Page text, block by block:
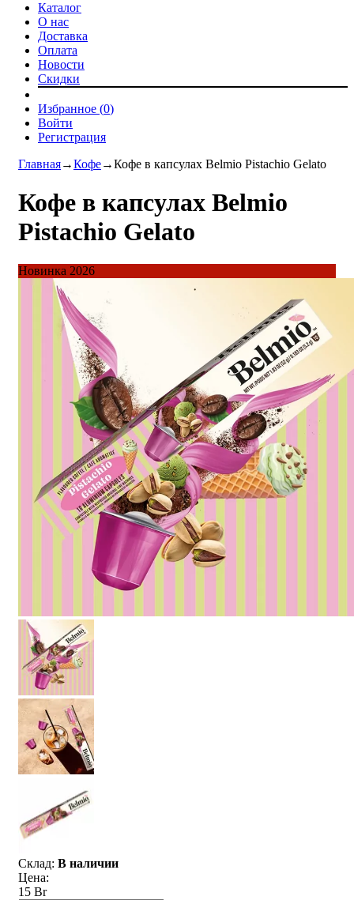
Каталог
О нас
Доставка
Оплата
Новости
Скидки
Избранное (0)
Войти
Регистрация
Главная→Кофе→Кофе в капсулах Belmio Pistachio Gelato
Кофе в капсулах Belmio
Pistachio Gelato
Новинка 2026
Склад: В наличии
Цена:
15 Br